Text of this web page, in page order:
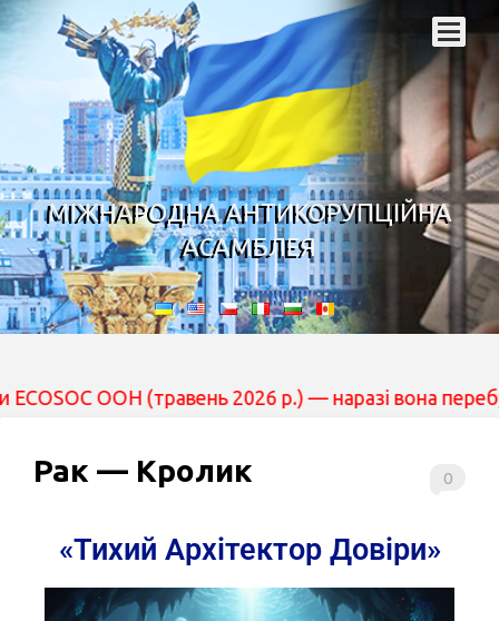
МІЖНАРОДНА АНТИКОРУПЦІЙНА
АСАМБЛЕЯ
ООН (травень 2026 р.) — наразі вона
0
Рак — Кролик
«Тихий Архітектор Довіри»